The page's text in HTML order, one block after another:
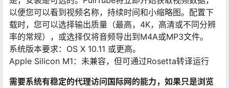
以便您可以看到视频名称，持续时间和小缩略图。配置下
载时，您可以选择输出质量（最高，4K，高清或不同分辨
率的常规），或选择仅将音频导出到M4A或MP3文件。
系统版本要求：OS X 10.11 或更高。
Apple Silicon M1：未兼容，但可通过Rosetta转译运行
需要系统有稳定的代理访问国际网的能力，如果只是浏览